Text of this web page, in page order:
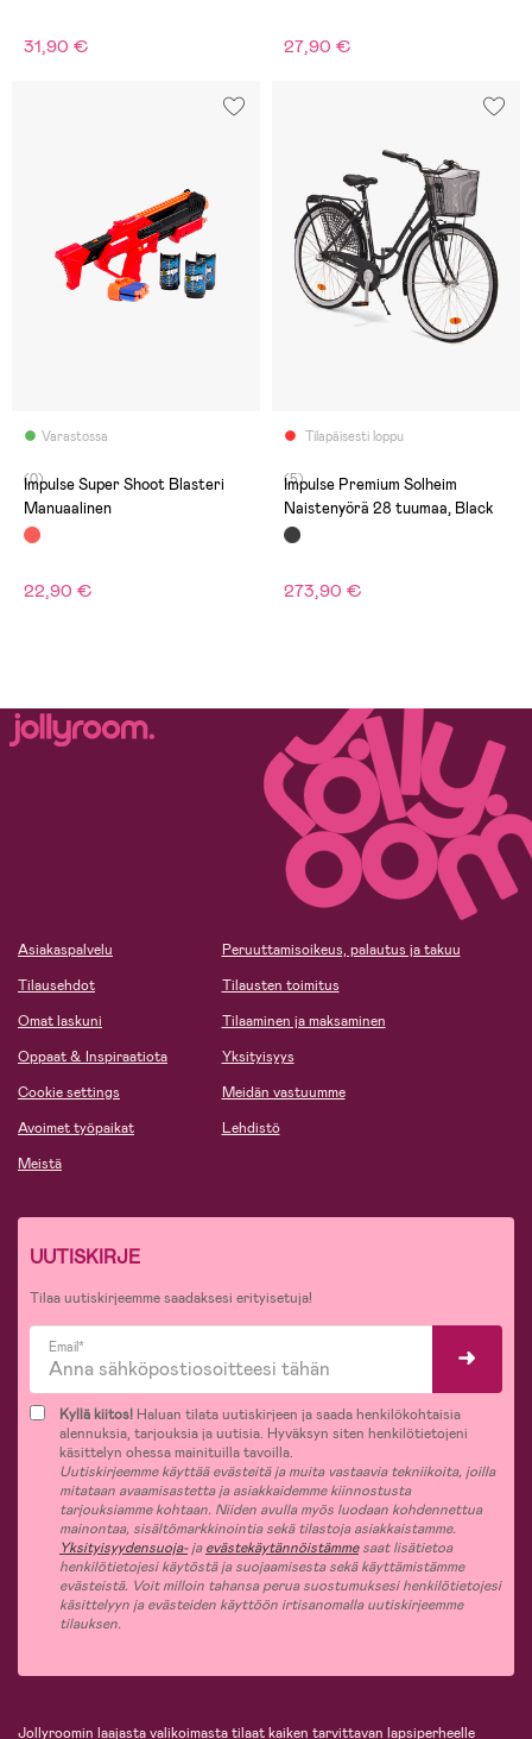
31,90 € 27,90 €
Varastossa
(0)
Impulse Super Shoot Blasteri
Manuaalinen
22,90 €
Tilapäisesti loppu
(5)
Impulse Premium Solheim
Naistenyörä 28 tuumaa, Black
273,90 €
Asiakaspalvelu
Tilausehdot
Omat laskuni
Oppaat & Inspiraatiota
Cookie settings
Avoimet työpaikat
Meistä
Peruuttamisoikeus, palautus ja takuu
Tilausten toimitus
Tilaaminen ja maksaminen
Yksityisyys
Meidän vastuumme
Lehdistö
UUTISKIRJE
Tilaa uutiskirjeemme saadaksesi erityisetuja!
Email*
Kyllä kiitos! Haluan tilata uutiskirjeen ja saada henkilökohtaisia
alennuksia, tarjouksia ja uutisia. Hyväksyn siten henkilötietojeni
käsittelyn ohessa mainituilla tavoilla.
Uutiskirjeemme käyttää evästeitä ja muita vastaavia tekniikoita, joilla
mitataan avaamisastetta ja asiakkaidemme kiinnostusta
tarjouksiamme kohtaan. Niiden avulla myös luodaan kohdennettua
mainontaa, sisältömarkkinointia sekä tilastoja asiakkaistamme.
Yksityisyydensuoja-jaevästekäytännöistämmesaat lisätietoa
henkilötietojesi käytöstä ja suojaamisesta sekä käyttämistämme
evästeistä. Voit milloin tahansa perua suostumuksesi henkilötietojesi
käsittelyyn ja evästeiden käyttöön irtisanomalla uutiskirjeemme
tilauksen.
Jollyroomin laajasta valikoimasta tilaat kaiken tarvittavan lapsiperheelle